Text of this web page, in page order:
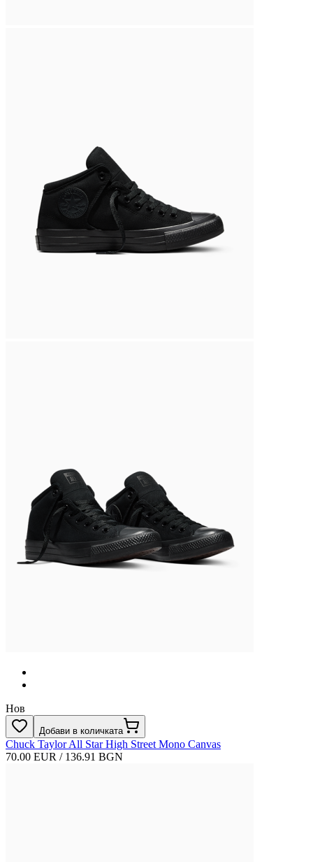
Нов
Добави в количката
Chuck Taylor All Star High Street Mono Canvas
70.00 EUR / 136.91 BGN